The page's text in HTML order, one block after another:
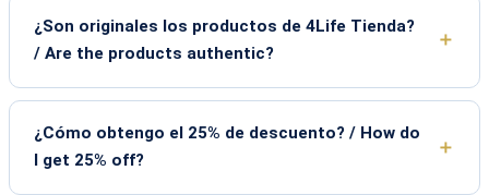
¿Son originales los productos de 4Life Tienda?
/ Are the products authentic?
¿Cómo obtengo el 25% de descuento? / How do
I get 25% off?